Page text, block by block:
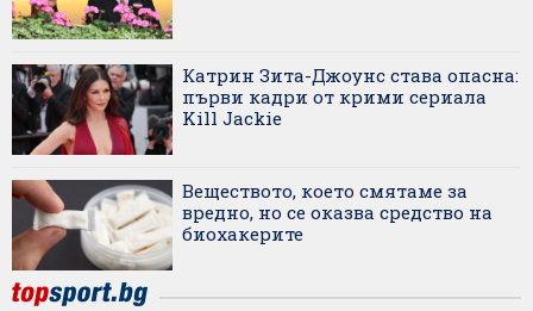
Катрин Зита-Джоунс става опасна:
първи кадри от крими сериала
Kill Jackie
Веществото, което смятаме за
вредно, но се оказва средство на
биохакерите